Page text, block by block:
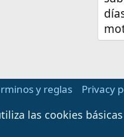
y reglas Privacy
las cookies